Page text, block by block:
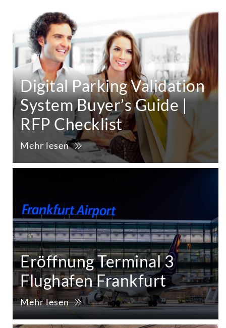
Digital Parking Validation
System Buyer’s Guide |
RFP Checklist
Mehr lesen
Eröffnung Terminal 3
Flughafen Frankfurt
Mehr lesen